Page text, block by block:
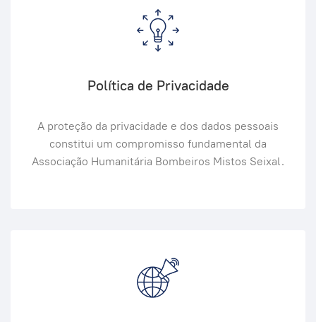
Política de Privacidade
A proteção da privacidade e dos dados pessoais
constitui um compromisso fundamental da
Associação Humanitária Bombeiros Mistos Seixal.